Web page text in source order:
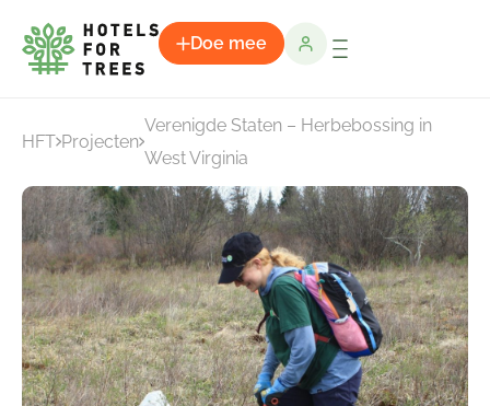
Doe mee
HFT Projecten
Verenigde Staten – Herbebossing in
West Virginia